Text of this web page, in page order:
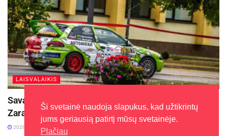
LAISVALAIKIS
Savaitgalį geriausi Lietuvos slalomo meistrai rinksis
Zarasuose
2026-08-04
Ši svetainė naudoja slapukus, kad užtikrintų
jums geriausią patirtį mūsų svetainėje.
Plačiau